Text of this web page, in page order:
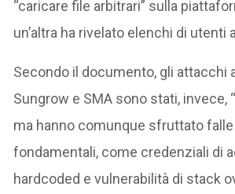
“caricare file arbitrari” sulla
un’altra ha rivelato elenchi di utenti
Secondo il documento, gli attacchi
Sungrow e SMA sono stati, invece,
ma hanno comunque sfruttato
fondamentali, come credenziali di
hardcoded e vulnerabilità di stack